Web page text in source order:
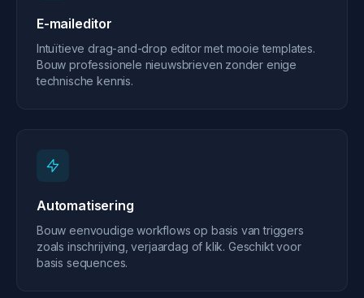
E-maileditor
Intuïtieve drag-and-drop editor met mooie templates.
Bouw professionele nieuwsbrieven zonder enige
technische kennis.
Automatisering
Bouw eenvoudige workflows op basis van triggers
zoals inschrijving, verjaardag of klik. Geschikt voor
basis sequences.